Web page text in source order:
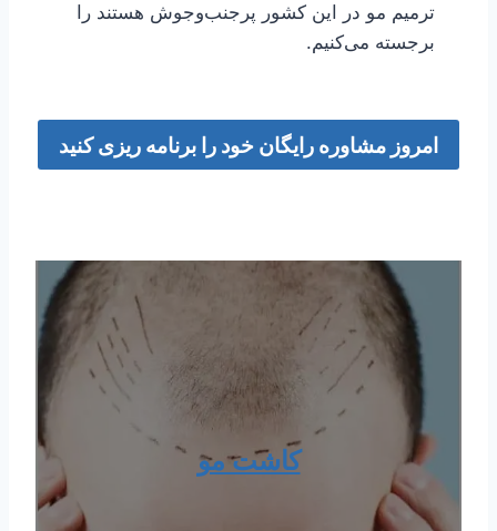
ترمیم مو در این کشور پرجنب‌وجوش هستند را
برجسته می‌کنیم.
امروز مشاوره رایگان خود را برنامه ریزی کنید
کاشت مو